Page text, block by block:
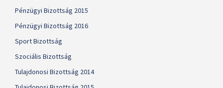
Pénzügyi Bizottság 2015
Pénzügyi Bizottság 2016
Sport Bizottság
Szociális Bizottság
Tulajdonosi Bizottság 2014